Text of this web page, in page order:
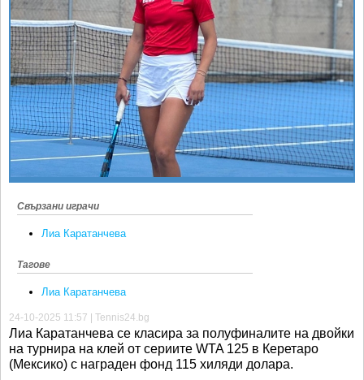
SOFIA OPEN
КЛУБОВЕ
БЛОГ
ВИДЕО
ЖЪЛТО
РАКЕТНИ
Ретро
Спорт&Фитнес
Други
Любители
Свързани играчи
Лиа Каратанчева
Тагове
Лиа Каратанчева
24-10-2025 11:57 | Tennis24.bg
Лиа Каратанчева се класира за полуфиналите на двойки
на турнира на клей от сериите WTA 125 в Керетаро
(Мексико) с награден фонд 115 хиляди долара.